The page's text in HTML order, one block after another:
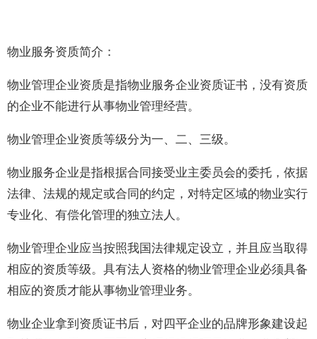
物业服务资质简介：
物业管理企业资质是指物业服务企业资质证书，没有资质
的企业不能进行从事物业管理经营。
物业管理企业资质等级分为一、二、三级。
物业服务企业是指根据合同接受业主委员会的委托，依据
法律、法规的规定或合同的约定，对特定区域的物业实行
专业化、有偿化管理的独立法人。
物业管理企业应当按照我国法律规定设立，并且应当取得
相应的资质等级。具有法人资格的物业管理企业必须具备
相应的资质才能从事物业管理业务。
物业企业拿到资质证书后，对四平企业的品牌形象建设起